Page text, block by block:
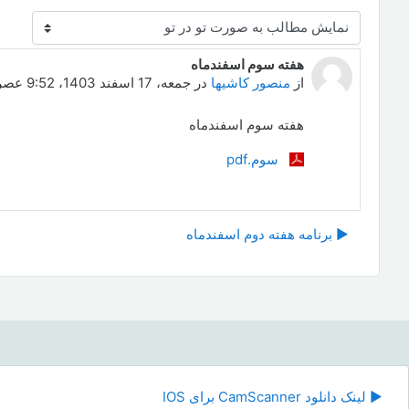
نحوهٔ نمایش
هفته سوم اسفندماه
از منصور کاشیها در جمعه، 17 اسفند 1403، 9:52 عصر
Number of replies: 0
هفته سوم اسفندماه
سوم.pdf
▶︎ برنامه هفته دوم اسفندماه
▶︎ لینک دانلود CamScanner برای IOS